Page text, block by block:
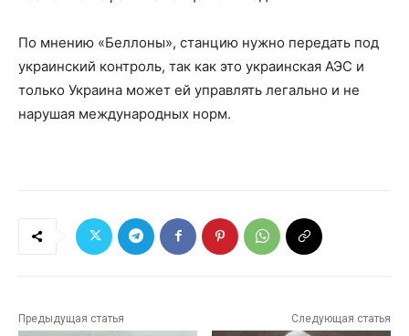
По мнению «Беллоны», станцию нужно передать под
украинский контроль, так как это украинская АЭС и
только Украина может ей управлять легально и не
нарушая международных норм.
Предыдущая статья Следующая статья